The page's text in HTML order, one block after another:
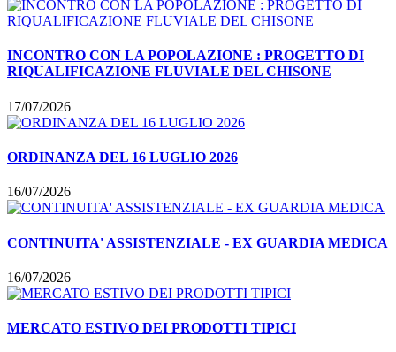
INCONTRO CON LA POPOLAZIONE : PROGETTO DI
RIQUALIFICAZIONE FLUVIALE DEL CHISONE
17/07/2026
ORDINANZA DEL 16 LUGLIO 2026
16/07/2026
CONTINUITA' ASSISTENZIALE - EX GUARDIA MEDICA
16/07/2026
MERCATO ESTIVO DEI PRODOTTI TIPICI